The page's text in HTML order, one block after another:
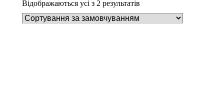
Відображаються усі з 2 результатів